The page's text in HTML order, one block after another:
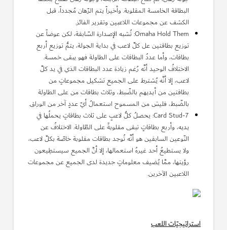
البطاقة الخامسة المقلوبة. وأخيراً يتم الرّهان مُجدداً، قبل
الكشف عن مجموعات اللاعبين وتقرير الفائز.
Omaha Hold Them: تُشبه الإصدارة السّابقة، لكن عوضاً عن
توزيع بطاقتين عل كلِّ لاعب في بداية الجولة، يتمُّ توزيع أربع
بطاقات، وأما عددُ البطاقات على الطاولة فهو يبقى خمسة.
الاختلافُ الوحيد أنَّه رُغم زيادة عدد البطاقات الذي في يد كلِّ
لاعب، إلا أنَّه يُشترط على الجميع تشكيل مجموعاتٍ من
بطاقتين من أيديهم بالضّبط، وثلاث بطاقات من على الطاولة
بالضّبط، فليسَ من المسموح استعمالُ أيّ عددٍ آخر من الوراق.
7-Card Stud: يحصلُ كلُّ لاعبٍ على ثلاث بطاقاتٍ يحملُها في
يديه، وأربع بطاقاتٍ تبقى مقلوبةً على الطّاولة. الاختلافُ عن
النّوعين السابقين هو أنَّه تُوجد بطاقات مقلوبة خاصّة بكلِّ لاعب،
ولا يستطيعُ أحد غيرهُ استعمالها، إلا أنَّ الجميع سيستطِيعون
رؤيتها، ممَّا يُضيف معلوماتٍ جديدة لدى الجميع عن مجموعات
اللاعبين الآخرين.
استراتيجيّات اللعب